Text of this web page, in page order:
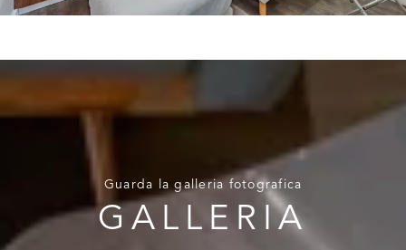
Guarda la galleria fotografica
GALLERIA